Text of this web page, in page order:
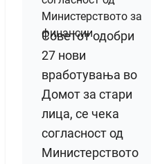
Советот одобри
27 нови
вработувања во
Домот за стари
лица, се чека
согласност од
Министерството